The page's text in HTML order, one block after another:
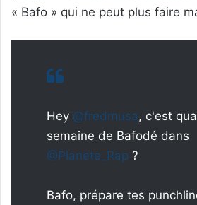
« Bafo » qui ne peut plus faire
Hey @fredmusa , c'est
semaine de Bafodé dans
@Planete_Rap ?
Bafo, prépare tes